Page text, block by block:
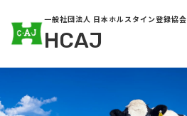
一般社団法人 日本ホルスタイン登録協会
HCAJ